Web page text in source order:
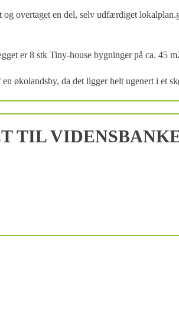
overtaget en del, selv udfærdiget
er 8 stk Tiny-house bygninger på ca. 45
økolandsby, da det ligger helt ugenert i et
TIL